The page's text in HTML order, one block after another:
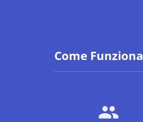
Come Funziona